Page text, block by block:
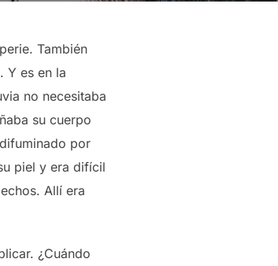
También
Y es en la
no necesitaba
su cuerpo
por
piel y era difícil
Allí era
¿Cuándo